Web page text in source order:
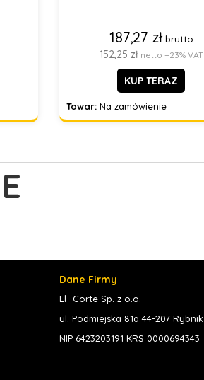
187,27 zł brutto
152,25 zł netto +23% VAT
KUP TERAZ
Towar:Na zamówienie
Dane Firmy
El- Corte Sp. z o.o.
ul. Podmiejska 81a 44-207 Rybnik
NIP 6423203191 KRS 0000694343